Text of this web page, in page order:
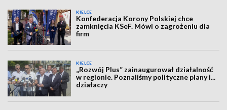
KIELCE
Konfederacja Korony Polskiej chce
zamknięcia KSeF. Mówi o zagrożeniu dla
firm
KIELCE
„Rozwój Plus” zainaugurował działalność
w regionie. Poznaliśmy polityczne plany i...
działaczy